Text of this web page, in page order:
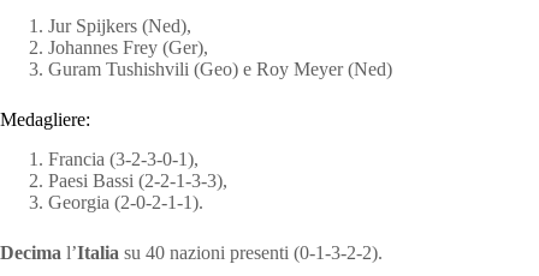
Jur Spijkers (Ned),
Johannes Frey (Ger),
Guram Tushishvili (Geo) e Roy Meyer (Ned)
Medagliere:
Francia (3-2-3-0-1),
Paesi Bassi (2-2-1-3-3),
Georgia (2-0-2-1-1).
Decima l’Italia su 40 nazioni presenti (0-1-3-2-2).